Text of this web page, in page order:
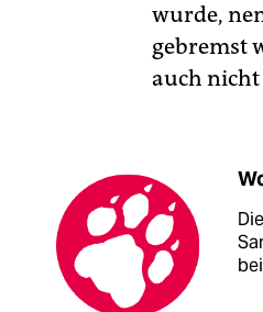
wurde,
gebremst
auch nicht
bei